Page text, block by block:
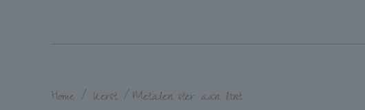
Home / Kerst /Metalen ster aan lint